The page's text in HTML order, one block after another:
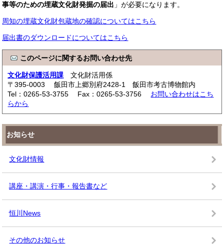
事等のための埋蔵文化財発掘の届出 」が必要になります。
周知の埋蔵文化財包蔵地の確認についてはこちら
届出書のダウンロードについてはこちら
このページに関するお問い合わせ先
文化財保護活用課 文化財活用係
〒395-0003 飯田市上郷別府2428-1 飯田市考古博物館内
Tel：0265-53-3755 Fax：0265-53-3756 お問い合わせはこち
らから
お知らせ
文化財情報
講座・講演・行事・報告書など
恒川News
その他のお知らせ